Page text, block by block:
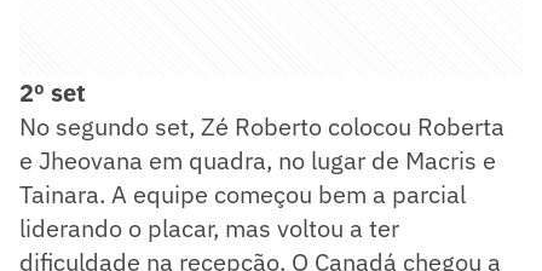
2º set
No segundo set, Zé Roberto colocou Roberta
e Jheovana em quadra, no lugar de Macris e
Tainara. A equipe começou bem a parcial
liderando o placar, mas voltou a ter
dificuldade na recepção. O Canadá chegou a